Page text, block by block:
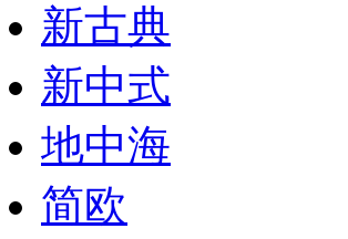
新古典
新中式
地中海
简欧